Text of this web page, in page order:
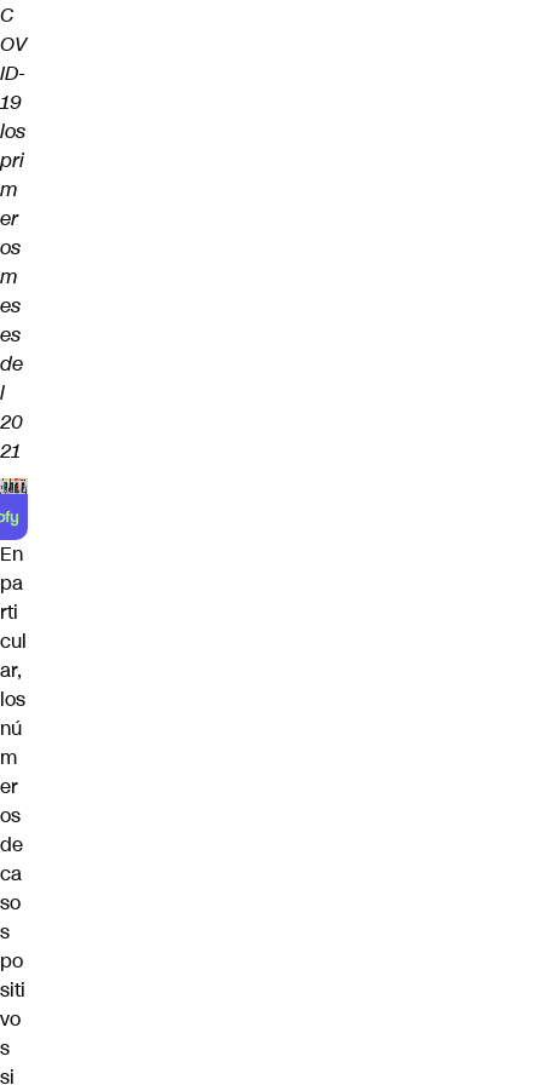
C
OV
ID-
19
los
pri
m
er
os
m
es
es
de
l
20
21
En
pa
rti
cul
ar,
los
nú
m
er
os
de
ca
so
s
po
siti
vo
s
si